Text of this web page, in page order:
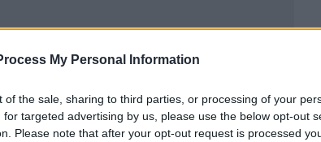
My Personal Information
of the sale, sharing to third parties, or processing of your
targeted advertising by us, please use the below opt-out
Please note that after your opt-out request is processed